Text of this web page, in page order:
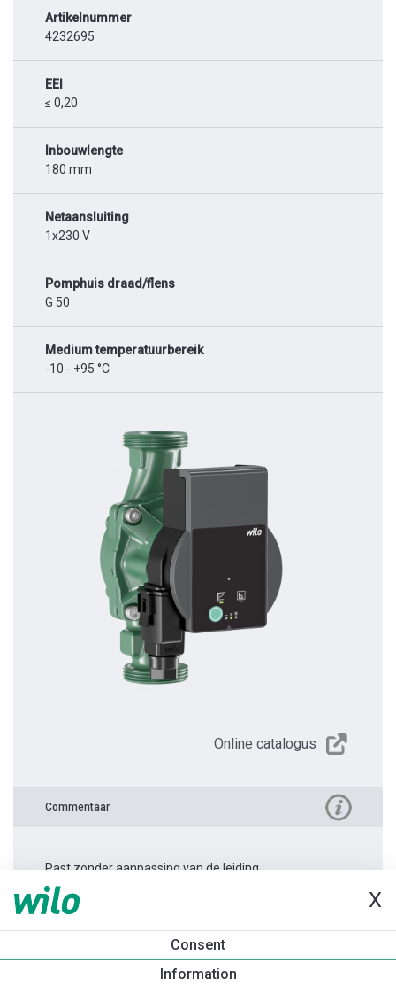
X
Consent
Information
Artikelnummer
4232695
EEI
≤ 0,20
Inbouwlengte
180 mm
Netaansluiting
1x230 V
Pomphuis draad/flens
G 50
Medium temperatuurbereik
-10 - +95 °C
Online catalogus
Commentaar
Past zonder aanpassing van de leiding.
Productinformatie